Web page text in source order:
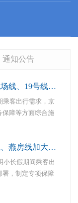
通知公告
深夜抵京很方便！这三天地铁大兴机场线、19号线延时运营
乘客出行需求，京
保障等方面综合施
清明假期，地铁大兴机场线、19号线、燕房线加大运力投放
小长假期间乘客出
署，制定专项保障